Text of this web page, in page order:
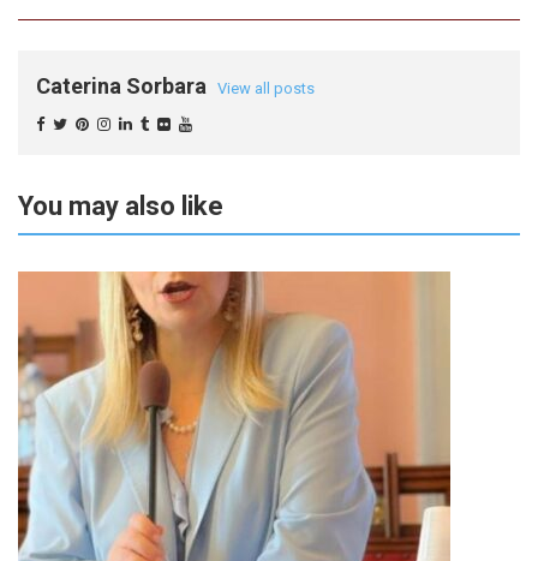
Caterina Sorbara View all posts
You may also like